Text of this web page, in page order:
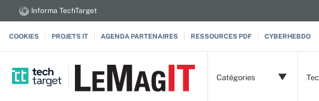
Informa TechTarget
COOKIES PROJETS IT AGENDA PARTENAIRES RESSOURCES PDF CYBERHEBDO
Catégories